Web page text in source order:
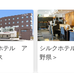
テル ア
シルクホテ
野県＞